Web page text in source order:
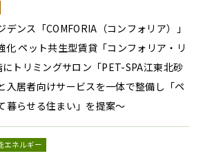
ンス「COMFORIA（コンフォリア）」
化 ペット共生型賃貸「コンフォリア・リ
トリミングサロン「PET-SPA江東北砂
入居者向けサービスを一体で整備し「ペ
暮らせる住まい」を提案～
エネルギー